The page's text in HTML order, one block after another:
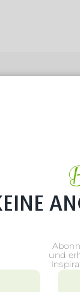
und